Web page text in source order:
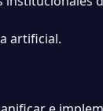
artificial.